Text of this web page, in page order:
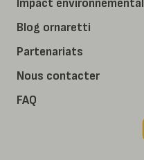
Impact environnemental
Blog ornaretti
Partenariats
Nous contacter
FAQ